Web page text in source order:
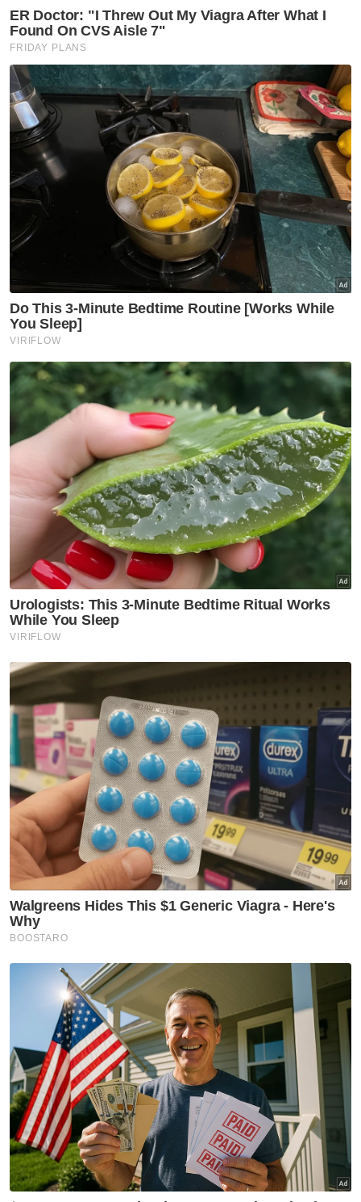
Sementara itu, pengguna akaun Twitter,
@faliqauri turut memuji tindakan Khairy yang
keluar dari zon selesanya sebagai ahli politik
dan menceburi dalam industri hiburan.
"Hidup tidak selalunya serius. Kadang-kadang
kita hanya perlu dilayan dan dilayan,” jelasnya.
Muat turun aplikasi Sinar Harian. Klik di sini!
Khairy Jamaluddin Abu Bakar
Penyampai Radio
Artikel Disyorkan
Nasional
Belia Sabah diseru perkukuh
hubungan dengan Putrajaya
Nasional
Ismail Sabri selamat jalani
prosedur pasang alat perentak
jantung
Kerajaan Madani seimbang
jaga kepentingan semua kaum,
aliran pendidikan - PM
Nasional
Felda perlu kemuka laporan
cadangan jual aset di bawah
nilai belian - Anwar